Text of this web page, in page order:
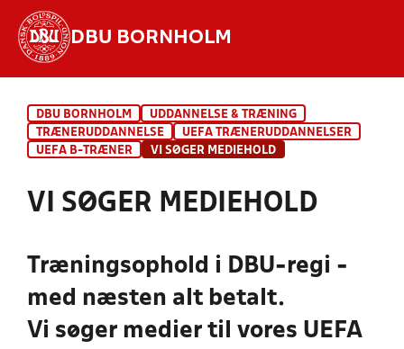
DBU BORNHOLM
INDHOLD OG NYHEDER
DBU BORNHOLM
UDDANNELSE & TRÆNING
TRÆNERUDDANNELSE
UEFA TRÆNERUDDANNELSER
UEFA B-TRÆNER
VI SØGER MEDIEHOLD
VI SØGER MEDIEHOLD
Træningsophold i DBU-regi -
med næsten alt betalt.
Vi søger medier til vores UEFA